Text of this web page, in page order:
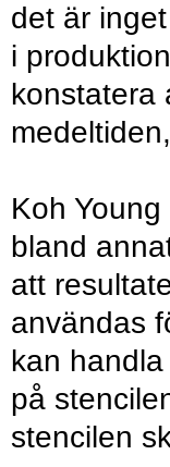
det är
i
konstatera
Koh
bland
att
användas
kan
på
stencilen